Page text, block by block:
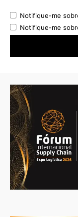
Notifique-me
Notifique-me